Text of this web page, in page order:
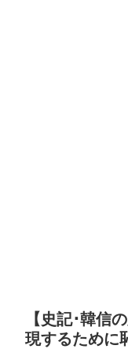
【史記･韓信
現するために